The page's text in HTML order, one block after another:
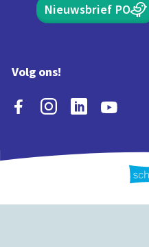
Nieuwsbrief PO
Volg ons!